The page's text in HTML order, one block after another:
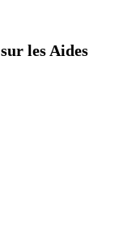
sur les Aides